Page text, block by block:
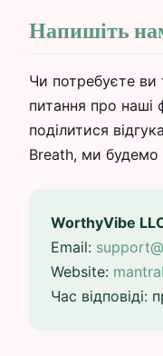
Напишіть
Чи потребуєте ви
питання про наші
поділитися
Breath, ми будемо
WorthyVibe
Email:
Website:
Час відповіді: